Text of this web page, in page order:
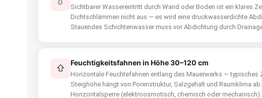
Sichtbarer Wassereintritt durch Wand oder Boden ist ein klares
Dichtschlämmen nicht aus — es wird eine druckwasserdichte
Stauendes Schichtenwasser muss vor Abdichtung durch
⇧
Feuchtigkeitsfahnen in Höhe 30–120 cm
Horizontale Feuchtefahnen entlang des Mauerwerks — typisches
Steighöhe hängt von Porenstruktur, Salzgehalt und Raumklima
Horizontalsperre (elektroosmotisch, chemisch oder mechanisch).